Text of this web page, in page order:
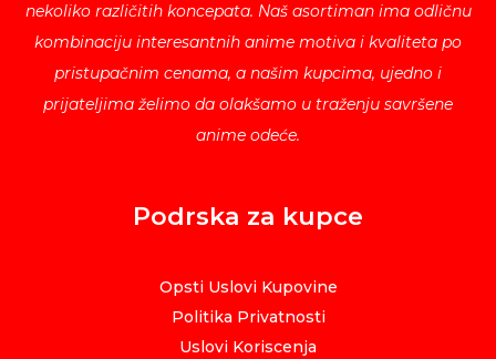
nekoliko različitih koncepata. Naš asortiman ima odličnu
kombinaciju interesantnih anime motiva i kvaliteta po
pristupačnim cenama, a našim kupcima, ujedno i
prijateljima želimo da olakšamo u traženju savršene
anime odeće.
Podrska za kupce
Opsti Uslovi Kupovine
Politika Privatnosti
Uslovi Koriscenja